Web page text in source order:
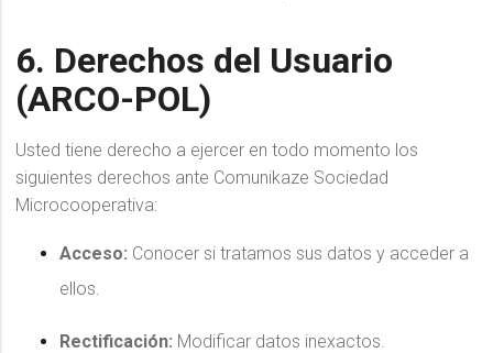
6. Derechos del Usuario
(ARCO-POL)
Usted tiene derecho a ejercer en todo momento los
siguientes derechos ante Comunikaze Sociedad
Microcooperativa:
Acceso: Conocer si tratamos sus datos y acceder a
ellos.
Rectificación: Modificar datos inexactos.